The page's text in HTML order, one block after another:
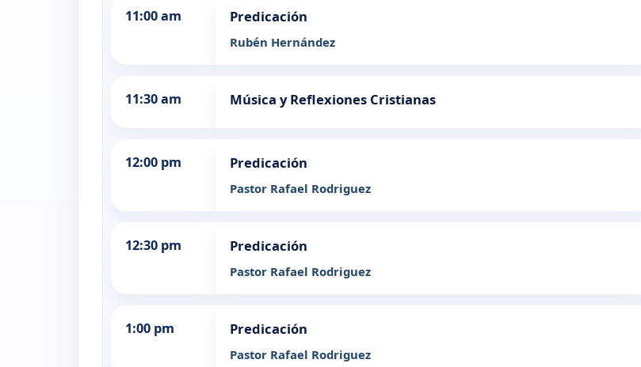
11:00 am Predicación
Rubén Hernández
11:30 am Música y Reflexiones Cristianas
12:00 pm Predicación
Pastor Rafael Rodriguez
12:30 pm Predicación
Pastor Rafael Rodriguez
1:00 pm Predicación
Pastor Rafael Rodriguez